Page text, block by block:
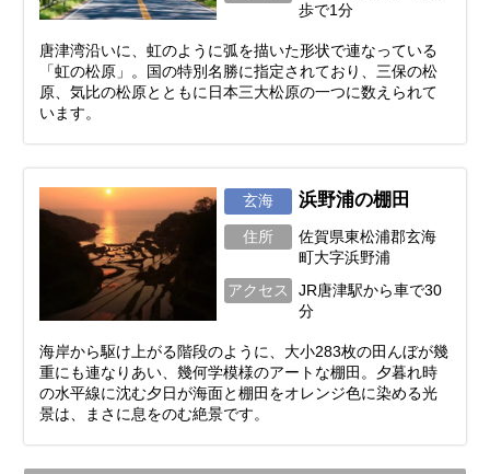
歩で1分
唐津湾沿いに、虹のように弧を描いた形状で連なっている
「虹の松原」。国の特別名勝に指定されており、三保の松
原、気比の松原とともに日本三大松原の一つに数えられて
います。
玄海 浜野浦の棚田
住所
佐賀県東松浦郡玄海
町大字浜野浦
アクセス
JR唐津駅から車で30
分
海岸から駆け上がる階段のように、大小283枚の田んぼが幾
重にも連なりあい、幾何学模様のアートな棚田。夕暮れ時
の水平線に沈む夕日が海面と棚田をオレンジ色に染める光
景は、まさに息をのむ絶景です。